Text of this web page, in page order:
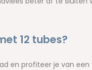
12 tubes?
en profiteer je van